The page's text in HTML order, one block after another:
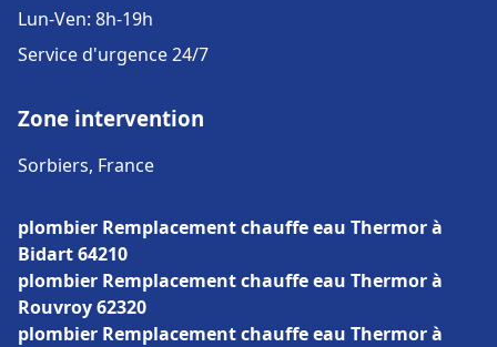
Lun-Ven: 8h-19h
Service d'urgence 24/7
Zone intervention
Sorbiers, France
plombier Remplacement chauffe eau Thermor à
Bidart 64210
plombier Remplacement chauffe eau Thermor à
Rouvroy 62320
plombier Remplacement chauffe eau Thermor à